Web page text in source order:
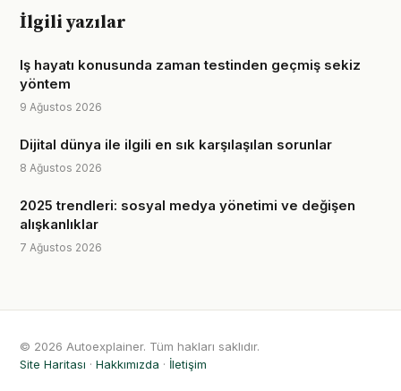
İlgili yazılar
Iş hayatı konusunda zaman testinden geçmiş sekiz
yöntem
9 Ağustos 2026
Dijital dünya ile ilgili en sık karşılaşılan sorunlar
8 Ağustos 2026
2025 trendleri: sosyal medya yönetimi ve değişen
alışkanlıklar
7 Ağustos 2026
© 2026 Autoexplainer. Tüm hakları saklıdır.
Site Haritası · Hakkımızda · İletişim